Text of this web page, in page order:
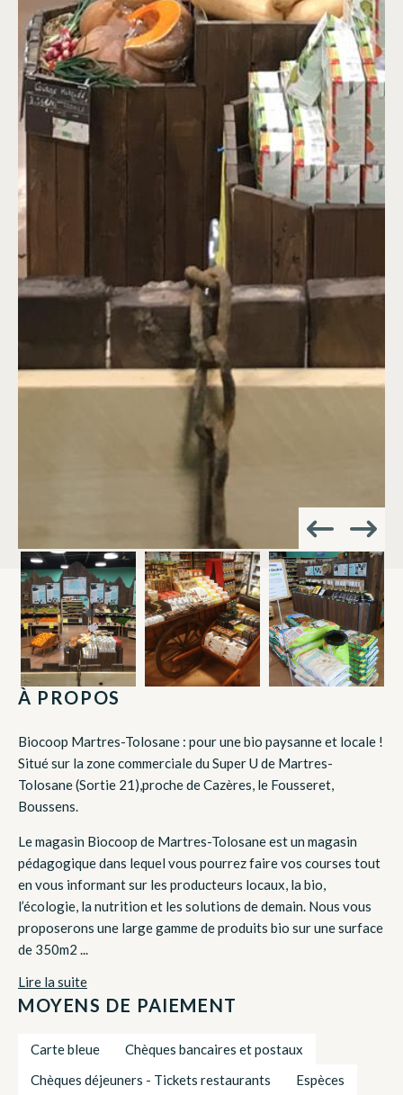
À PROPOS
Biocoop Martres-Tolosane : pour une bio paysanne et locale !
Situé sur la zone commerciale du Super U de Martres-
Tolosane (Sortie 21),proche de Cazères, le Fousseret,
Boussens.
Le magasin Biocoop de Martres-Tolosane est un magasin
pédagogique dans lequel vous pourrez faire vos courses tout
en vous informant sur les producteurs locaux, la bio,
l’écologie, la nutrition et les solutions de demain. Nous vous
proposerons une large gamme de produits bio sur une surface
de 350m2 ...
Lire la suite
MOYENS DE PAIEMENT
Carte bleue
Chèques bancaires et postaux
Chèques déjeuners - Tickets restaurants
Espèces